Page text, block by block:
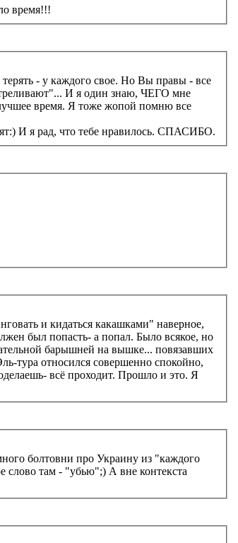
время!!!
- у каждого свое. Но Вы правы - все
время. Я тоже жопой помню все
И я рад, что тебе нравилось. СПАСИБО.
и кидаться какашками" наверное,
был попасть- а попал. Было всякое, но
барышней на вышке... повязавших
тура относился совершенно спокойно,
всё проходит. Прошло и это. Я
болтовни про Украину из "каждого
слово там - "убью";) А вне контекста